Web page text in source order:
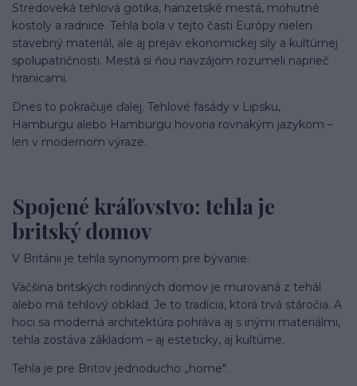
Stredoveká tehlová gotika, hanzetské mestá, mohutné
kostoly a radnice. Tehla bola v tejto časti Európy nielen
stavebný materiál, ale aj prejav ekonomickej sily a kultúrnej
spolupatričnosti. Mestá si ňou navzájom rozumeli naprieč
hranicami.
Dnes to pokračuje ďalej. Tehlové fasády v Lipsku,
Hamburgu alebo Hamburgu hovoria rovnakým jazykom –
len v modernom výraze.
Spojené kráľovstvo: tehla je
britský domov
V Británii je tehla synonymom pre bývanie.
Väčšina britských rodinných domov je murovaná z tehál
alebo má tehlový obklad. Je to tradícia, ktorá trvá stáročia. A
hoci sa moderná architektúra pohráva aj s inými materiálmi,
tehla zostáva základom – aj esteticky, aj kultúrne.
Tehla je pre Britov jednoducho „home".